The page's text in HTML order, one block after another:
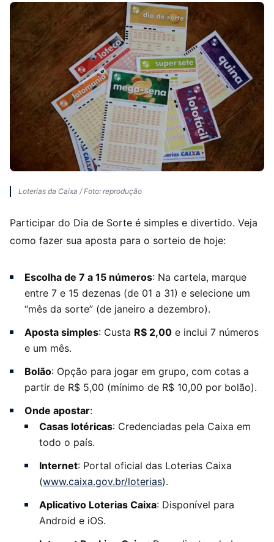
Loterias da Caixa / Foto: reprodução
Participar do Dia de Sorte é simples e divertido. Veja
como fazer sua aposta para o sorteio de hoje:
Escolha de 7 a 15 números: Na cartela, marque
entre 7 e 15 dezenas (de 01 a 31) e selecione um
“mês da sorte” (de janeiro a dezembro).
Aposta simples: Custa R$ 2,00 e inclui 7 números
e um mês.
Bolão: Opção para jogar em grupo, com cotas a
partir de R$ 5,00 (mínimo de R$ 10,00 por bolão).
Onde apostar:
Casas lotéricas: Credenciadas pela Caixa em
todo o país.
Internet: Portal oficial das Loterias Caixa
(www.caixa.gov.br/loterias).
Aplicativo Loterias Caixa: Disponível para
Android e iOS.